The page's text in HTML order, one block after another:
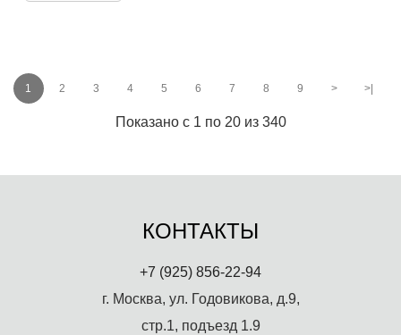
1 2 3 4 5 6 7 8 9 > >|
Показано с 1 по 20 из 340
КОНТАКТЫ
+7 (925) 856-22-94
г. Москва, ул. Годовикова, д.9,
стр.1, подъезд 1.9